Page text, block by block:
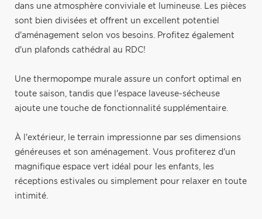
dans une atmosphère conviviale et lumineuse. Les pièces
sont bien divisées et offrent un excellent potentiel
d'aménagement selon vos besoins. Profitez également
d'un plafonds cathédral au RDC!
Une thermopompe murale assure un confort optimal en
toute saison, tandis que l'espace laveuse-sécheuse
ajoute une touche de fonctionnalité supplémentaire.
À l'extérieur, le terrain impressionne par ses dimensions
généreuses et son aménagement. Vous profiterez d'un
magnifique espace vert idéal pour les enfants, les
réceptions estivales ou simplement pour relaxer en toute
intimité.